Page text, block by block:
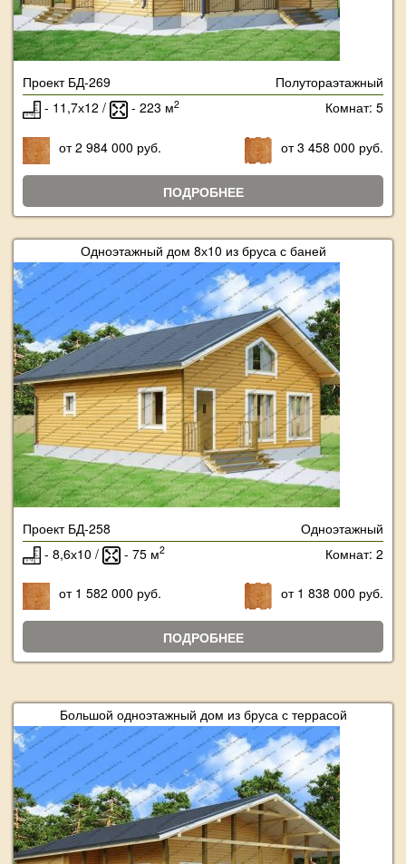
Проект БД-269
Полутораэтажный
- 11,7х12 /
- 223 м2 Комнат: 5
от 2 984 000 руб. от 3 458 000 руб.
ПОДРОБНЕЕ
Одноэтажный дом 8х10 из бруса с баней
Проект БД-258
Одноэтажный
- 8,6х10 /
- 75 м2 Комнат: 2
от 1 582 000 руб. от 1 838 000 руб.
ПОДРОБНЕЕ
Большой одноэтажный дом из бруса с террасой